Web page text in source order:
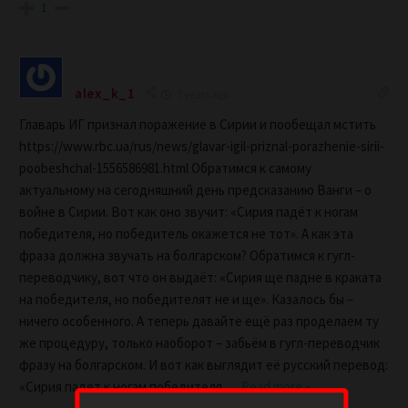
1
alex_k_1
Главарь ИГ признал поражение в Сирии и пообещал мстить
https://www.rbc.ua/rus/news/glavar-igil-priznal-porazhenie-sirii-
poobeshchal-1556586981.html Обратимся к самому
актуальному на сегодняшний день предсказанию Ванги – о
войне в Сирии. Вот как оно звучит: «Сирия падёт к ногам
победителя, но победитель окажется не тот». А как эта
фраза должна звучать на болгарском? Обратимся к гугл-
переводчику, вот что он выдаёт: «Сирия ще падне в краката
на победителя, но победителят не и ще». Казалось бы –
ничего особенного. А теперь давайте ещё раз проделаем ту
же процедуру, только наоборот – забьём в гугл-переводчик
фразу на болгарском. И вот как выглядит её русский перевод:
«Сирия падет к ногам победителя,…Read more »